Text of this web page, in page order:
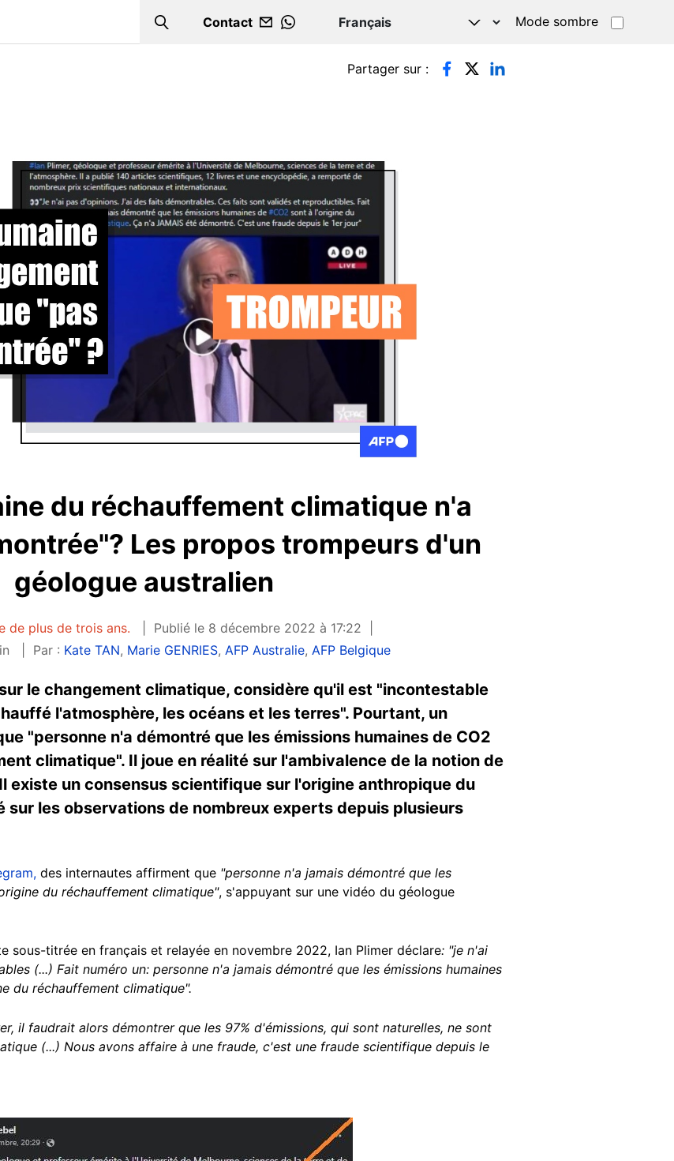
Search
Contact
WHATSAPP
Mode sombre
Partager sur :
du réchauffement climatique n'a
Les propos trompeurs d'un
géologue australien
de plus de trois ans.
Publié le 8 décembre 2022 à 17:22
Par : Kate TAN, Marie GENRIES,AFP Australie,AFP Belgique
le changement climatique, considère qu'il est "incontestable
l'atmosphère, les océans et les terres". Pourtant, un
"personne n'a démontré que les émissions humaines de CO2
climatique". Il joue en réalité sur l'ambivalence de la notion de
existe un consensus scientifique sur l'origine anthropique du
sur les observations de nombreux experts depuis plusieurs
des internautes affirment que "personne n'a jamais démontré que les
du réchauffement climatique", s'appuyant sur une vidéo du géologue
sous-titrée en français et relayée en novembre 2022, Ian Plimer déclare: "je n'ai
(...) Fait numéro un: personne n'a jamais démontré que les émissions humaines
du réchauffement climatique".
il faudrait alors démontrer que les 97% d'émissions, qui sont naturelles, ne sont
(...) Nous avons affaire à une fraude, c'est une fraude scientifique depuis le